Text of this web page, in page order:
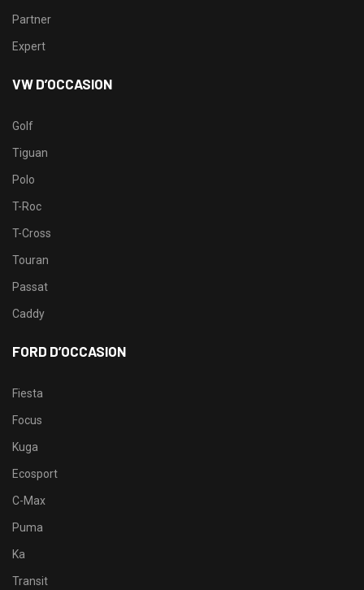
Partner
Expert
VW D’OCCASION
Golf
Tiguan
Polo
T-Roc
T-Cross
Touran
Passat
Caddy
FORD D’OCCASION
Fiesta
Focus
Kuga
Ecosport
C-Max
Puma
Ka
Transit